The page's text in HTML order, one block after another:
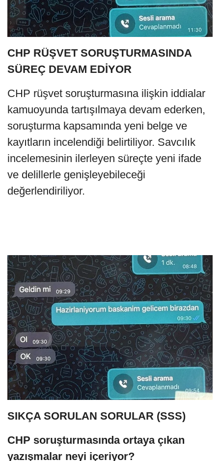
CHP RÜŞVET SORUŞTURMASINDA
SÜREÇ DEVAM EDİYOR
CHP rüşvet soruşturmasına ilişkin iddialar
kamuoyunda tartışılmaya devam ederken,
soruşturma kapsamında yeni belge ve
kayıtların incelendiği belirtiliyor. Savcılık
incelemesinin ilerleyen süreçte yeni ifade
ve delillerle genişleyebileceği
değerlendiriliyor.
SIKÇA SORULAN SORULAR (SSS)
CHP soruşturmasında ortaya çıkan
yazışmalar neyi içeriyor?